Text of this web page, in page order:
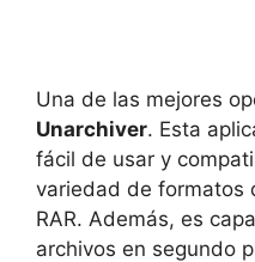
Una de las mejores
Unarchiver. Esta
fácil de usar y
variedad de formatos
RAR. Además, es
archivos en segundo